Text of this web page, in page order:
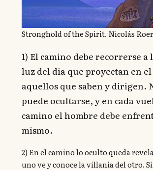
Stronghold of the Spirit. Nicolás
1) El camino debe recorrerse a
luz del dia que proyectan en
aquellos que saben y dirigen.
puede ocultarse, y en cada
camino el hombre debe
mismo.
2) En el camino lo oculto queda
uno ve y conoce la villania del otro.